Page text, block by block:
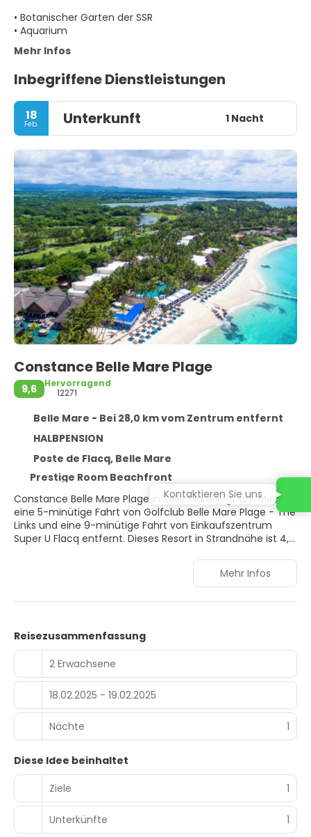
• Botanischer Garten der SSR
• Aquarium
Mehr Infos
Inbegriffene Dienstleistungen
18
Feb. Unterkunft 1 Nacht
Constance Belle Mare Plage
9,6
Hervorragend
12271
Belle Mare - Bei 28,0 km vom Zentrum entfernt
HALBPENSION
Poste de Flacq, Belle Mare
Prestige Room Beachfront
Constance Belle Mare Plage in Belle Mare liegt am Meer,
eine 5-minütige Fahrt von Golfclub Belle Mare Plage - The
Links und eine 9-minütige Fahrt von Einkaufszentrum
Super U Flacq entfernt. Dieses Resort in Strandnähe ist 4,5
Gönn dir einen Besuch des Wellnessbereichs, der
Massagen, Körperbehandlungen und
Golfspielen machen möchtest, stehen 3 Außenpools zur
Verfügung. Kostenloses WLAN, ein Concierge-Service und
Babysitting (gegen Gebühr) stehen ebenfalls zur
Verfügung. Du kannst von dem Shuttle (gegen Gebühr) in
die Umgebung profitieren, der in einem Umkreis von 52
Kilometer fährt.
Fühl dich in einem der 278 klimatisierten Zimmer mit
Minibar wie zu Hause. Die Zimmer haben eigene Balkone.
WLAN sowie Satellitenempfang. Es sind offene
Badezimmer mit Badewannen und Duschen (separat)
vorhanden, die Komfortbadewannen und Regenduschen
bieten.
Genieße lokale und internationale Küche im La
Mehr Infos
Reisezusammenfassung
2 Erwachsene
18.02.2025 - 19.02.2025
Nächte 1
Diese Idee beinhaltet
Ziele
1
Unterkünfte 1
Kontaktieren Sie uns